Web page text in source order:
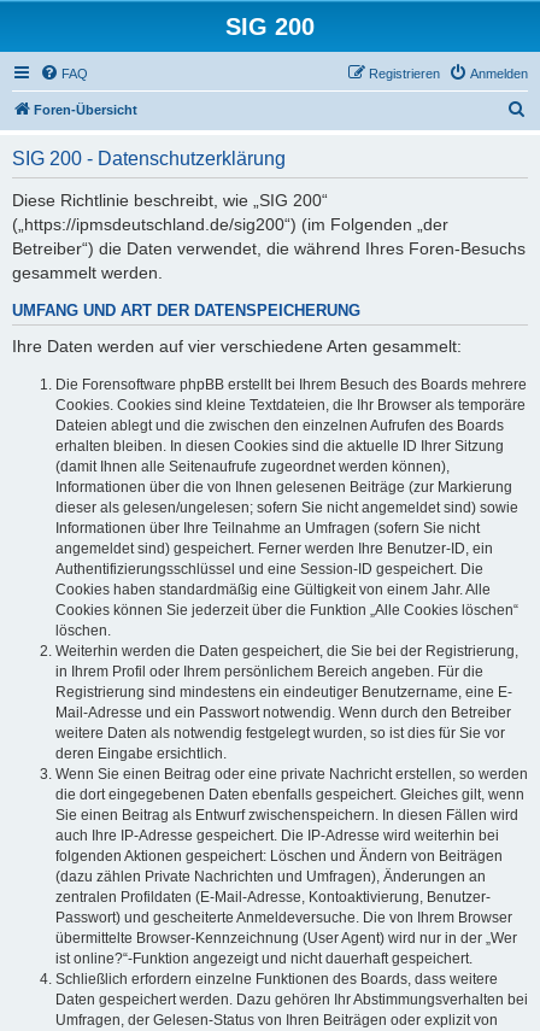
SIG 200
FAQ Anmelden
Registrieren
Foren-Übersicht
SIG 200 - Datenschutzerklärung
Diese Richtlinie beschreibt, wie „SIG 200“
(„https://ipmsdeutschland.de/sig200“) (im Folgenden „der
Betreiber“) die Daten verwendet, die während Ihres Foren-Besuchs
gesammelt werden.
UMFANG UND ART DER DATENSPEICHERUNG
Ihre Daten werden auf vier verschiedene Arten gesammelt:
Die Forensoftware phpBB erstellt bei Ihrem Besuch des Boards mehrere
Cookies. Cookies sind kleine Textdateien, die Ihr Browser als temporäre
Dateien ablegt und die zwischen den einzelnen Aufrufen des Boards
erhalten bleiben. In diesen Cookies sind die aktuelle ID Ihrer Sitzung
(damit Ihnen alle Seitenaufrufe zugeordnet werden können),
Informationen über die von Ihnen gelesenen Beiträge (zur Markierung
dieser als gelesen/ungelesen; sofern Sie nicht angemeldet sind) sowie
Informationen über Ihre Teilnahme an Umfragen (sofern Sie nicht
angemeldet sind) gespeichert. Ferner werden Ihre Benutzer-ID, ein
Authentifizierungsschlüssel und eine Session-ID gespeichert. Die
Cookies haben standardmäßig eine Gültigkeit von einem Jahr. Alle
Cookies können Sie jederzeit über die Funktion „Alle Cookies löschen“
löschen.
Weiterhin werden die Daten gespeichert, die Sie bei der Registrierung,
in Ihrem Profil oder Ihrem persönlichem Bereich angeben. Für die
Registrierung sind mindestens ein eindeutiger Benutzername, eine E-
Mail-Adresse und ein Passwort notwendig. Wenn durch den Betreiber
weitere Daten als notwendig festgelegt wurden, so ist dies für Sie vor
deren Eingabe ersichtlich.
Wenn Sie einen Beitrag oder eine private Nachricht erstellen, so werden
die dort eingegebenen Daten ebenfalls gespeichert. Gleiches gilt, wenn
Sie einen Beitrag als Entwurf zwischenspeichern. In diesen Fällen wird
auch Ihre IP-Adresse gespeichert. Die IP-Adresse wird weiterhin bei
folgenden Aktionen gespeichert: Löschen und Ändern von Beiträgen
(dazu zählen Private Nachrichten und Umfragen), Änderungen an
zentralen Profildaten (E-Mail-Adresse, Kontoaktivierung, Benutzer-
Passwort) und gescheiterte Anmeldeversuche. Die von Ihrem Browser
übermittelte Browser-Kennzeichnung (User Agent) wird nur in der „Wer
ist online?“-Funktion angezeigt und nicht dauerhaft gespeichert.
Schließlich erfordern einzelne Funktionen des Boards, dass weitere
Daten gespeichert werden. Dazu gehören Ihr Abstimmungsverhalten bei
Umfragen, der Gelesen-Status von Ihren Beiträgen oder explizit von